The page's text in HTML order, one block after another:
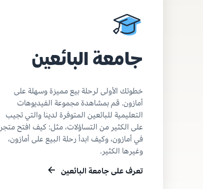
جامعة البائعين
خطوتك الأولى لرحلة بيع مميزة وسهلة على
أمازون. قم بمشاهدة مجموعة الفيديوهات
التعليمية للبائعين المتوفرة لدينا والتي تجيب
على الكثير من التساؤلات، مثل: كيف افتح متجر
في أمازون، وكيف ابدأ رحلة البيع على أمازون،
وغيرها الكثير.
تعرف على جامعة البائعين